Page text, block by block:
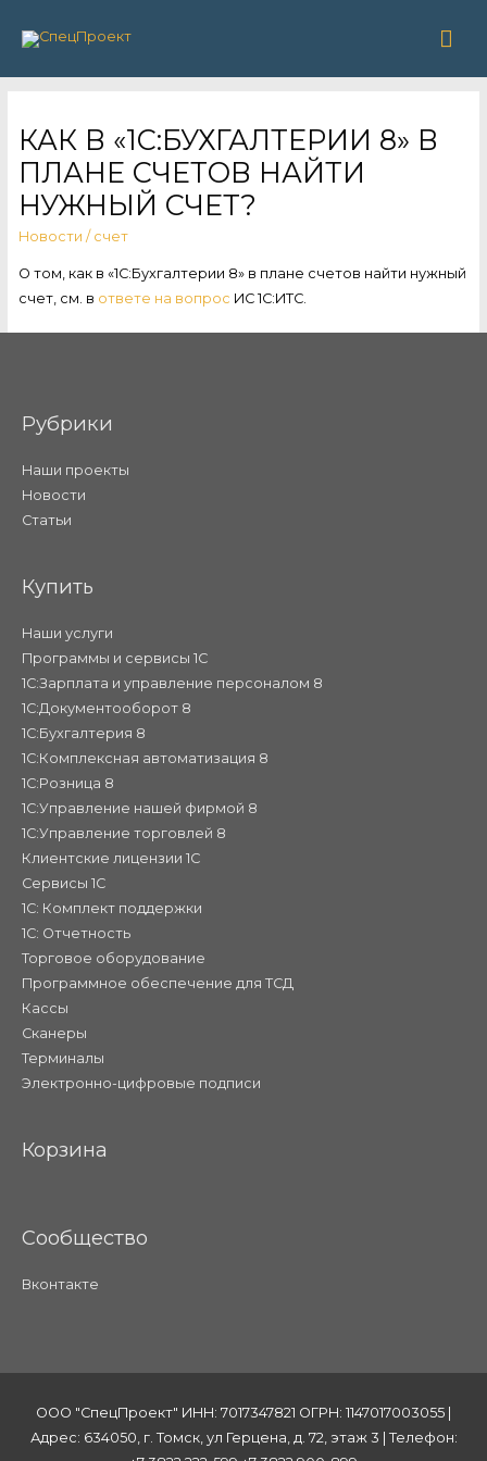
КАК В «1С:БУХГАЛТЕРИИ 8» В
ПЛАНЕ СЧЕТОВ НАЙТИ
НУЖНЫЙ СЧЕТ?
Новости / счет
О том, как в «1С:Бухгалтерии 8» в плане счетов найти нужный
счет, см. в ответе на вопрос ИС 1С:ИТС.
Рубрики
Наши проекты
Новости
Статьи
Купить
Наши услуги
Программы и сервисы 1С
1С:Зарплата и управление персоналом 8
1С:Документооборот 8
1С:Бухгалтерия 8
1С:Комплексная автоматизация 8
1С:Розница 8
1С:Управление нашей фирмой 8
1С:Управление торговлей 8
Клиентские лицензии 1С
Сервисы 1С
1С: Комплект поддержки
1С: Отчетность
Торговое оборудование
Программное обеспечение для ТСД
Кассы
Сканеры
Терминалы
Электронно-цифровые подписи
Корзина
Сообщество
Вконтакте
ООО "СпецПроект" ИНН: 7017347821 ОГРН: 1147017003055 |
Адрес: 634050, г. Томск, ул Герцена, д. 72, этаж 3 | Телефон: